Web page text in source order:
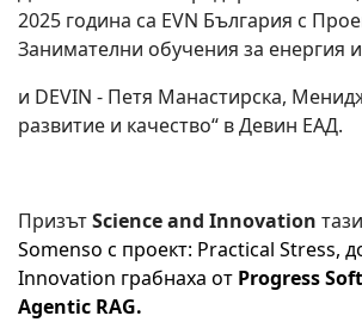
2025 година са EVN България с
Занимателни обучения за енергия
и DEVIN - Петя Манастирска,
развитие и качество“ в Девин ЕАД.
ПризътScience and Innovation
Somenso с проект: Practical Stress,
Innovation грабнаха от Progress
Agentic RAG.